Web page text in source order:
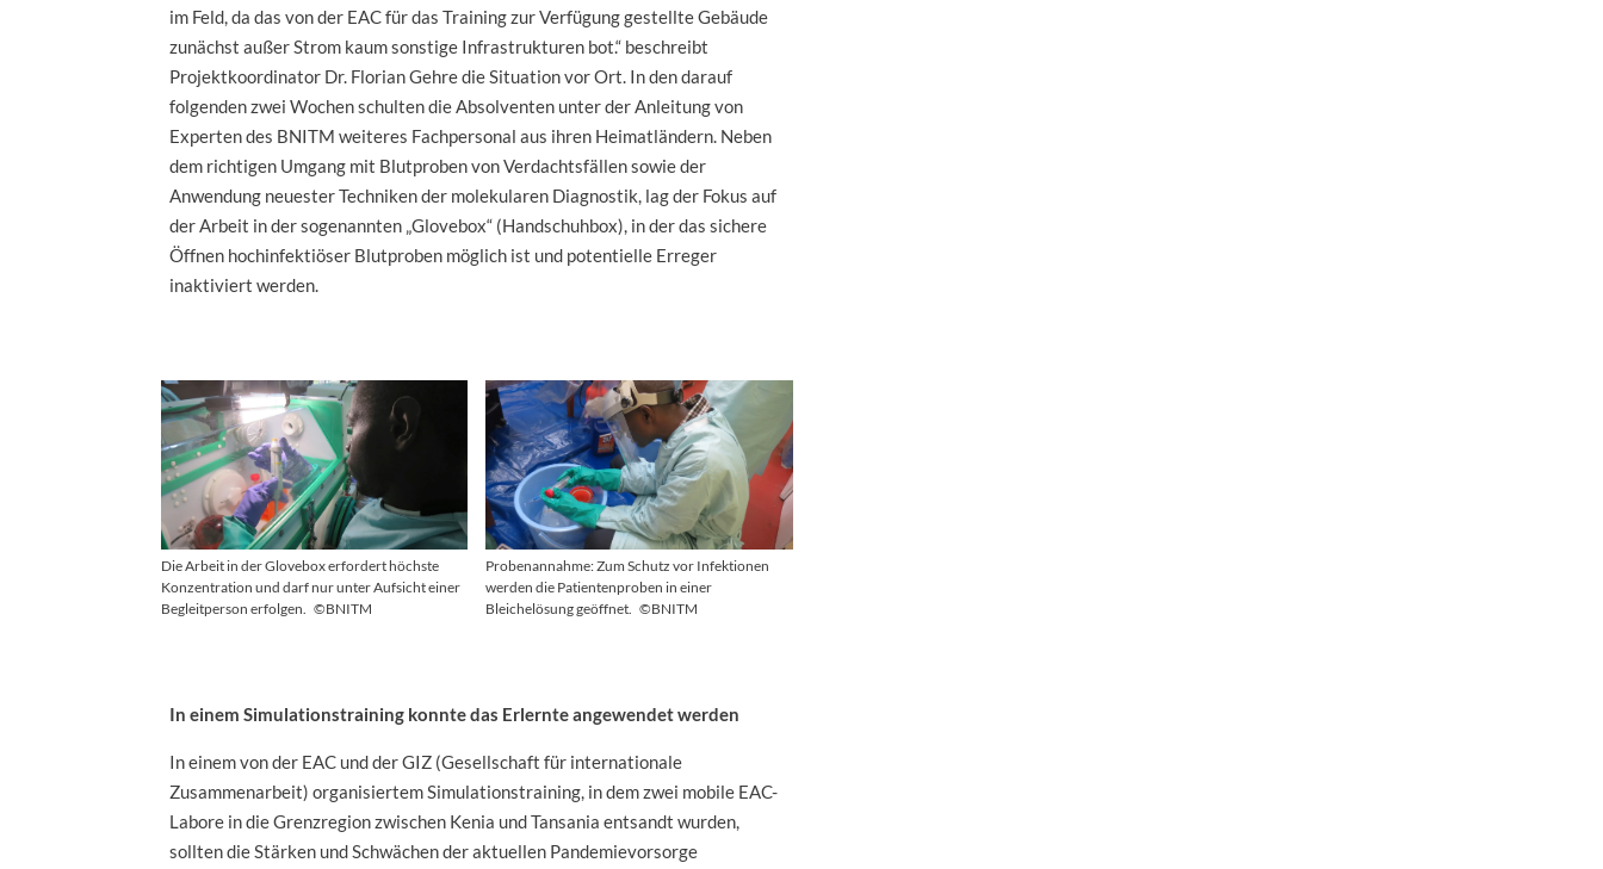
im Feld, da das von der EAC für das Training zur Verfügung gestellte Gebäude
zunächst außer Strom kaum sonstige Infrastrukturen bot.“ beschreibt
Projektkoordinator Dr. Florian Gehre die Situation vor Ort. In den darauf
folgenden zwei Wochen schulten die Absolventen unter der Anleitung von
Experten des BNITM weiteres Fachpersonal aus ihren Heimatländern. Neben
dem richtigen Umgang mit Blutproben von Verdachtsfällen sowie der
Anwendung neuester Techniken der molekularen Diagnostik, lag der Fokus auf
der Arbeit in der sogenannten „Glovebox“ (Handschuhbox), in der das sichere
Öffnen hochinfektiöser Blutproben möglich ist und potentielle Erreger
inaktiviert werden.
Die Arbeit in der Glovebox erfordert höchste
Konzentration und darf nur unter Aufsicht einer
Begleitperson erfolgen.
©BNITM
Probenannahme: Zum Schutz vor Infektionen
werden die Patientenproben in einer
Bleichelösung geöffnet. ©BNITM
In einem Simulationstraining konnte das Erlernte angewendet werden
In einem von der EAC und der GIZ (Gesellschaft für internationale
Zusammenarbeit) organisiertem Simulationstraining, in dem zwei mobile EAC-
Labore in die Grenzregion zwischen Kenia und Tansania entsandt wurden,
sollten die Stärken und Schwächen der aktuellen Pandemievorsorge